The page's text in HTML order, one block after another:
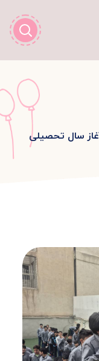
سال تحصیلی